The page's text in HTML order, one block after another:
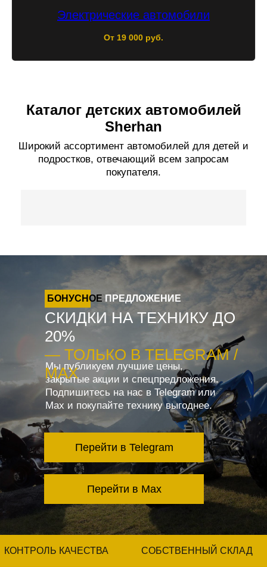
Электрические автомобили
От 19 000 руб.
Каталог детских автомобилей
Sherhan
Широкий ассортимент автомобилей для детей и
подростков, отвечающий всем запросам
покупателя.
Мы публикуем лучшие цены,
закрытые акции и спецпредложения.
Подпишитесь на нас в Telegram или
Max и покупайте технику выгоднее.
Перейти в Telegram
Перейти в Max
СКИДКИ НА ТЕХНИКУ ДО
20%
— ТОЛЬКО В TELEGRAM /
MAX
БОНУСНОЕ ПРЕДЛОЖЕНИЕ
КОНТРОЛЬ КАЧЕСТВА СОБСТВЕННЫЙ СКЛАД